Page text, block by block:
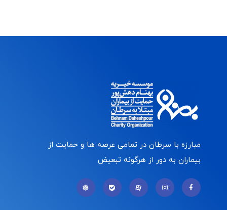
مبارزه با سرطان در تمامی عرصه ها و حمایت از
بیماران به دور از هرگونه تبعیض